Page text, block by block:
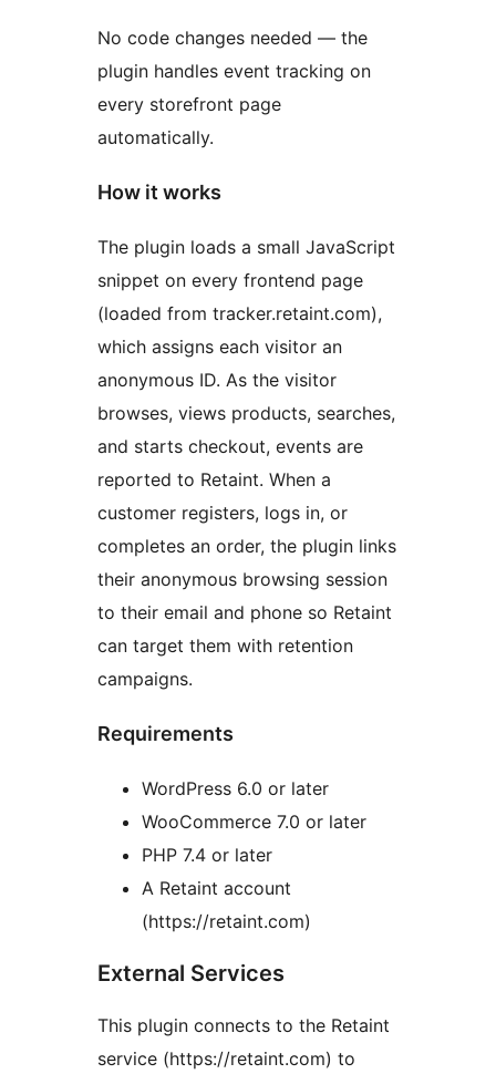
No code changes needed — the
plugin handles event tracking on
every storefront page
automatically.
How it works
The plugin loads a small JavaScript
snippet on every frontend page
(loaded from tracker.retaint.com),
which assigns each visitor an
anonymous ID. As the visitor
browses, views products, searches,
and starts checkout, events are
reported to Retaint. When a
customer registers, logs in, or
completes an order, the plugin links
their anonymous browsing session
to their email and phone so Retaint
can target them with retention
campaigns.
Requirements
WordPress 6.0 or later
WooCommerce 7.0 or later
PHP 7.4 or later
A Retaint account
(https://retaint.com)
External Services
This plugin connects to the Retaint
service (https://retaint.com) to